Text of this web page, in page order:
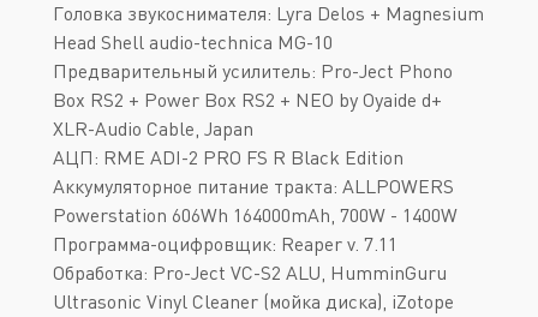
Головка звукоснимателя: Lyra Delos + Magnesium
Head Shell audio-technica MG-10
Предварительный усилитель: Pro-Ject Phono
Box RS2 + Power Box RS2 + NEO by Oyaide d+
XLR-Audio Cable, Japan
АЦП: RME ADI-2 PRO FS R Black Edition
Аккумуляторное питание тракта: ALLPOWERS
Powerstation 606Wh 164000mAh, 700W - 1400W
Программа-оцифровщик: Reaper v. 7.11
Обработка: Pro-Ject VC-S2 ALU, HumminGuru
Ultrasonic Vinyl Cleaner (мойка диска), iZotope